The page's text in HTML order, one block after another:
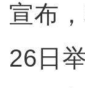
宣布
26日